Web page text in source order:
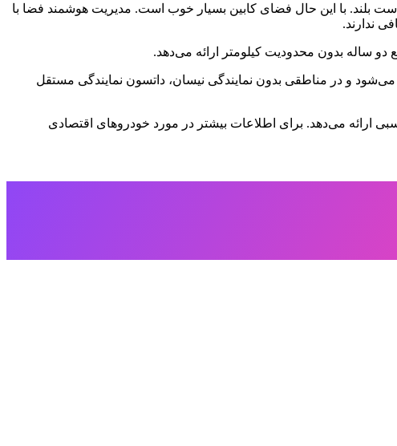
بلند. با این حال فضای کابین بسیار خوب است. مدیریت هوشمند فضا با
ندارند.
دو ساله بدون محدودیت کیلومتر ارائه می‌دهد.
نمایندگی‌های نیسان فروخته می‌شود و در مناطقی بدون نمایندگی نیسان، داتسون نمایندگی مستقل
ارائه می‌دهد. برای اطلاعات بیشتر در مورد خودروهای اقتصادی